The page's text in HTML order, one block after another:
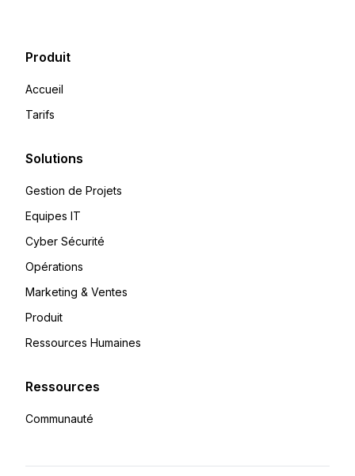
Produit
Accueil
Tarifs
Solutions
Gestion de Projets
Equipes IT
Cyber Sécurité
Opérations
Marketing & Ventes
Produit
Ressources Humaines
Ressources
Communauté